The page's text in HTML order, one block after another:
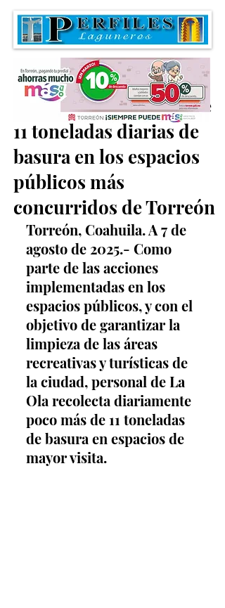
La Ola recolecta más de
11 toneladas diarias de
basura en los espacios
públicos más
concurridos de Torreón
Torreón, Coahuila. A 7 de
agosto de 2025.- Como
parte de las acciones
implementadas en los
espacios públicos, y con el
objetivo de garantizar la
limpieza de las áreas
recreativas y turísticas de
la ciudad, personal de La
Ola recolecta diariamente
poco más de 11 toneladas
de basura en espacios de
mayor visita.